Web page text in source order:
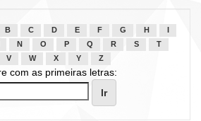
B C D E F G H
N O P Q R S
T
V W X Y Z
com as primeiras letras: